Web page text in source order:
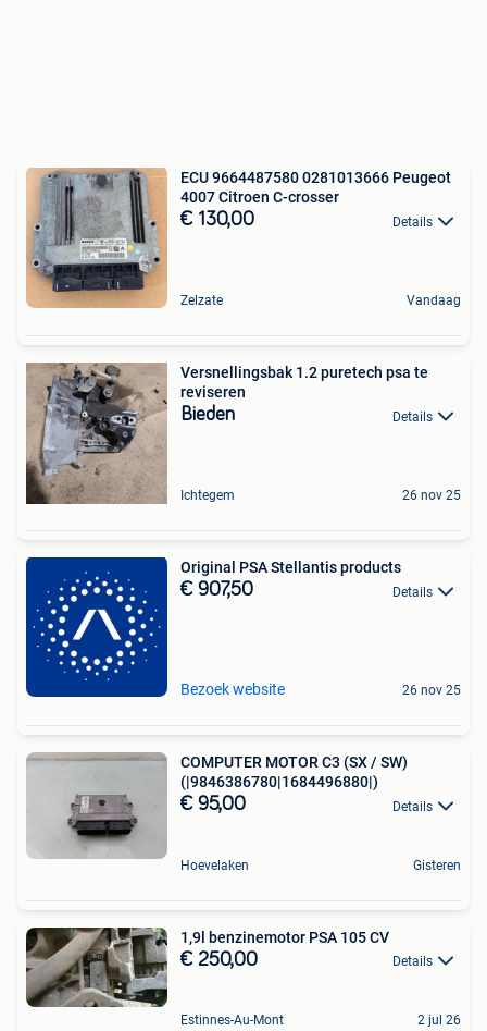
ECU 9664487580 0281013666 Peugeot
4007 Citroen C-crosser
€ 130,00 Details
Zelzate Vandaag
Versnellingsbak 1.2 puretech psa te
reviseren
Bieden Details
Ichtegem 26 nov 25
Original PSA Stellantis products
€ 907,50 Details
Bezoek website 26 nov 25
COMPUTER MOTOR C3 (SX / SW)
(|9846386780|1684496880|)
€ 95,00 Details
Hoevelaken Gisteren
1,9l benzinemotor PSA 105 CV
€ 250,00 Details
Estinnes-Au-Mont 2 jul 26